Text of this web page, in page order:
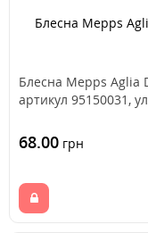
Блесна Mepps
Блесна Mepps Aglia
артикул 95150031,
68.00 грн